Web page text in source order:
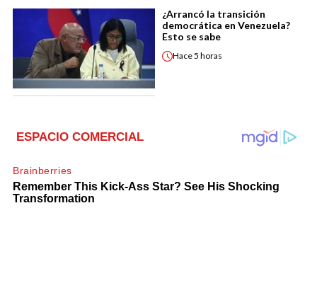
¿Arrancó la transición
democrática en Venezuela?
Esto se sabe
Hace5 horas